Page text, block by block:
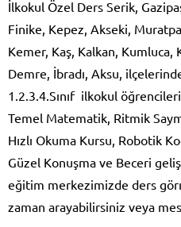
İlkokul Özel Ders Serik,
Finike, Kepez, Akseki,
Kemer, Kaş, Kalkan,
Demre, İbradı, Aksu,
1.2.3.4.Sınıf ilkokul
Temel Matematik, Ritmik
Hızlı Okuma Kursu, Robotik
Güzel Konuşma ve Beceri
eğitim merkezimizde ders
zaman arayabilirsiniz veya